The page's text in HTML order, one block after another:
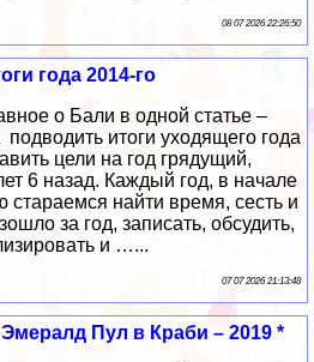
08 07 2026 22:26:50
года 2014-го
о Бали в одной статье –
итоги уходящего года
цели на год грядущий,
6 назад. Каждый год, в начале
найти время, сесть и
за год, записать, обсудить,
и …...
07 07 2026 21:13:48
Пул в Краби – 2019 *